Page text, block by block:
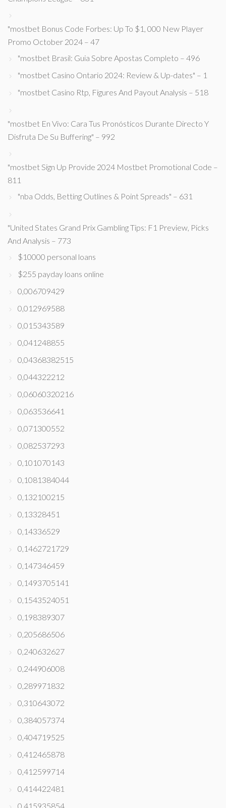
"mostbet Bonus Code Forbes: Up To $1, 000 New Player
Promo October 2024 – 47
"mostbet Brasil: Guia Sobre Apostas Completo – 496
"mostbet Casino Ontario 2024: Review & Up-dates" – 1
"mostbet Casino Rtp, Figures And Payout Analysis – 518
"mostbet En Vivo: Cara Tus Pronósticos Durante Directo Y
Disfruta De Su Buffering" – 992
"mostbet Sign Up Provide 2024 Mostbet Promotional Code –
811
"nba Odds, Betting Outlines & Point Spreads" – 631
"United States Grand Prix Gambling Tips: F1 Preview, Picks
And Analysis – 773
$10000 personal loans
$255 payday loans online
0,006709429
0,012969588
0,015343589
0,041248855
0,04368382515
0,044322212
0,06060320216
0,063536641
0,071300552
0,082537293
0,101070143
0,1081384044
0,132100215
0,13328451
0,14336529
0,1462721729
0,147346459
0,1493705141
0,1543524051
0,198389307
0,205686506
0,240632627
0,244906008
0,289971832
0,310643072
0,384057374
0,404719525
0,412465878
0,412599714
0,414422481
0,415935854